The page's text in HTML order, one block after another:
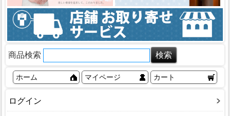
商品検索
ホーム マイページ カート
ログイン